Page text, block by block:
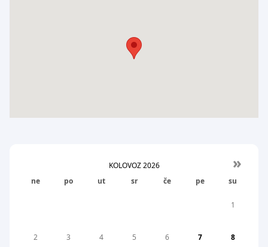
»
KOLOVOZ 2026
ne
po ut sr če pe su
1
2 3 4 5 6 7 8